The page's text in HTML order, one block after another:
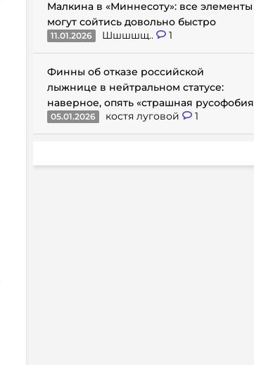
Малкина в «Миннесоту»: все элементы
могут сойтись довольно быстро
11.01.2026 Шшшшщ.. 1
Финны об отказе российской
лыжнице в нейтральном статусе:
наверное, опять «страшная русофобия
05.01.2026 костя луговой 1